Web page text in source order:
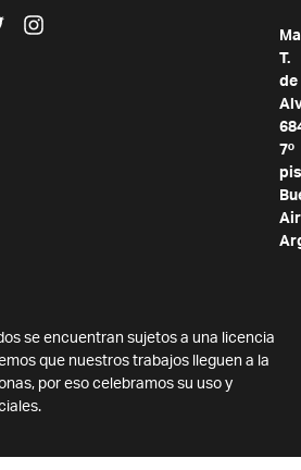
T.
de
7º
se encuentran sujetos a una licencia
que nuestros trabajos lleguen a la
por eso celebramos su uso y